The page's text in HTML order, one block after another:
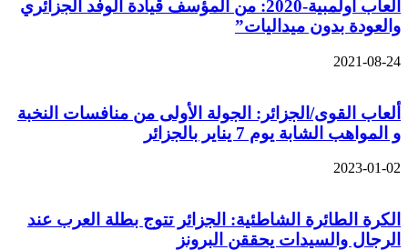
ألعاب أولمبية-2020: من المؤسف قيادة الوفد الجزائري
والعودة بدون ميداليات”
2021-08-24
ألعاب القوى/الجزائر: الجولة الأولى من منافسات النخبة
و المواهب الشابة يوم 7 يناير بالجزائر
2023-01-02
الكرة الطائرة الشاطئية: الجزائر تتوج بطلة العرب عند
الرجال والسيدات يحققن البرونز